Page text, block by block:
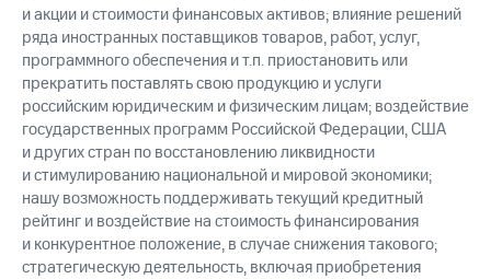
и акции и стоимости финансовых активов; влияние решений
ряда иностранных поставщиков товаров, работ, услуг,
программного обеспечения и т.п. приостановить или
прекратить поставлять свою продукцию и услуги
российским юридическим и физическим лицам; воздействие
государственных программ Российской Федерации, США
и других стран по восстановлению ликвидности
и стимулированию национальной и мировой экономики;
нашу возможность поддерживать текущий кредитный
рейтинг и воздействие на стоимость финансирования
и конкурентное положение, в случае снижения такового;
стратегическую деятельность, включая приобретения